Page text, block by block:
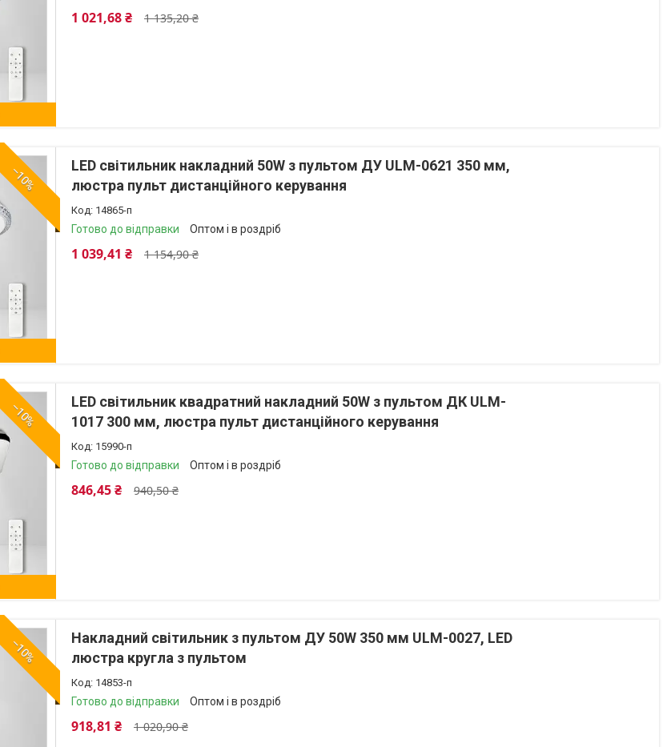
1 135,20 ₴
1 021,68 ₴
–10%
LED світильник накладний 50W з пультом ДУ ULM-0621 350 мм,
люстра пульт дистанційного керування
14865-п
Готово до відправки Оптом і в роздріб
1 154,90 ₴
1 039,41 ₴
–10%
LED світильник квадратний накладний 50W з пультом ДК ULM-
1017 300 мм, люстра пульт дистанційного керування
15990-п
Готово до відправки Оптом і в роздріб
940,50 ₴
846,45 ₴
–10%
Накладний світильник з пультом ДУ 50W 350 мм ULM-0027, LED
люстра кругла з пультом
14853-п
Готово до відправки Оптом і в роздріб
1 020,90 ₴
918,81 ₴